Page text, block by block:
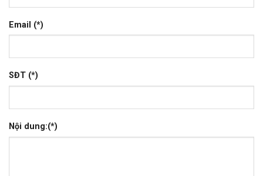
Email (*)
SĐT (*)
Nội dung:(*)